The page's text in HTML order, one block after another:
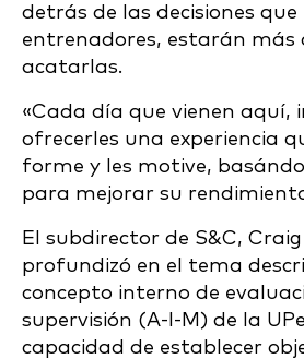
detrás de las decisiones
entrenadores, estarán más
acatarlas.
«Cada día que vienen aquí,
ofrecerles una experiencia
forme y les motive,
para mejorar su
El subdirector de S&C,
profundizó en el tema
concepto interno de
supervisión (A-I-M) de la
capacidad de establecer